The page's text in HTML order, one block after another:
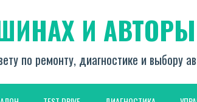
И
по ремонту, диагностике и выбору